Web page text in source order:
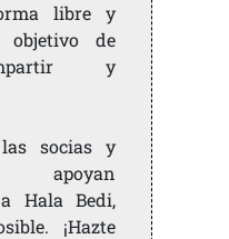
libre y
de
y
socias y
apoyan
Hala Bedi,
¡Hazte